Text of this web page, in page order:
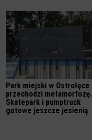
Park miejski w Ostrołęce
przechodzi metamorfozę.
Skatepark i pumptruck
gotowe jeszcze jesienią